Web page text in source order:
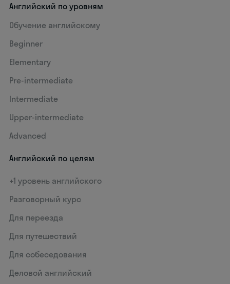
Английский по уровням
Обучение английскому
Beginner
Elementary
Pre-intermediate
Intermediate
Upper-intermediate
Advanced
Английский по целям
+1 уровень английского
Разговорный курс
Для переезда
Для путешествий
Для собеседования
Деловой английский